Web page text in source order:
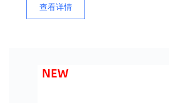
查看详情